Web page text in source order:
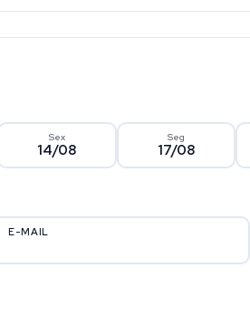
Sex
14/08
Seg
17/08
E-MAIL